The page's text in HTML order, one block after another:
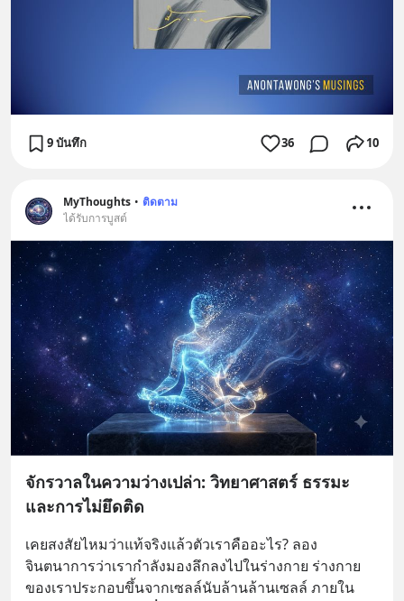
9 บันทึก 36 10
MyThoughts • ติดตาม
ได้รับการบูสต์
จักรวาลในความว่างเปล่า: วิทยาศาสตร์ ธรรมะ
และการไม่ยึดติด
เคยสงสัยไหมว่าแท้จริงแล้วตัวเราคืออะไร? ลอง
จินตนาการว่าเรากำลังมองลึกลงไปในร่างกาย ร่างกาย
ของเราประกอบขึ้นจากเซลล์นับล้านล้านเซลล์ ภายใน